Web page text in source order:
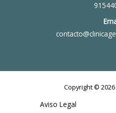
Copyright ©
Aviso Legal